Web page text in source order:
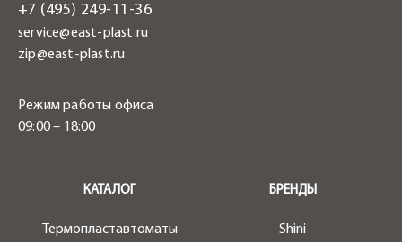
+7 (495) 249-11-36
service@east-plast.ru
zip@east-plast.ru
Режим работы офиса
09:00 – 18:00
КАТАЛОГ
Термопластавтоматы
БРЕНДЫ
Shini